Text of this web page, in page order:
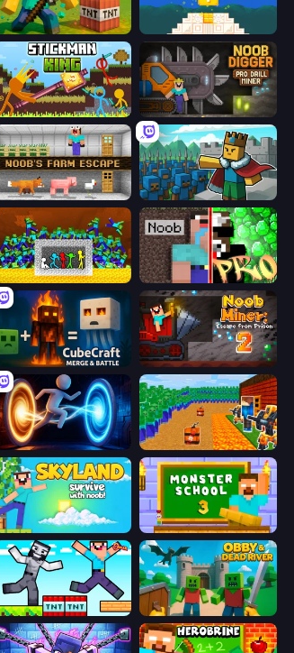
Voxel Playground: Ragdoll Noob
Stickman King Noob Digger: Pro Drill Miner
Noob's Farm Escape Cube Commander
Stick Fighter vs Zombies Noob vs Pro: Challenge
CubeCraft: Merge & Battle Noob Miner 2: Escape From Prison
Portal Escape Noob Tower Defense
Skyland Survive With Noob! Monster School 3
Noob Gigachad: Parkour Tricks Challenge Obby & Dead River